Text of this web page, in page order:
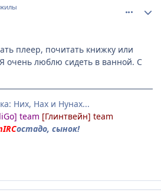
плеер, почитать книжку или
Я очень люблю сидеть в ванной. С
Них, Нах и Нунах...
team [Глинтвейн] team
остадо, сынок!